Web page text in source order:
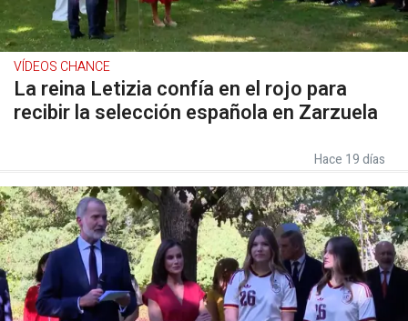
VÍDEOS CHANCE
La reina Letizia confía en el rojo para
recibir la selección española en Zarzuela
Hace 19 días